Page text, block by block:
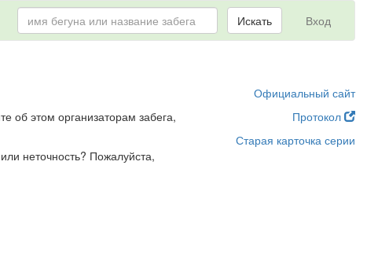
Вход
Искать
об этом организаторам забега,
неточность? Пожалуйста,
Официальный сайт
Протокол
Старая карточка серии